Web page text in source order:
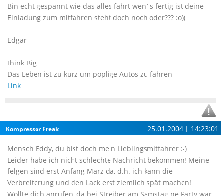
Bin echt gespannt wie das alles fährt wen´s fertig ist deine
Einladung zum mitfahren steht doch noch oder??? :o))
Edgar
think Big
Das Leben ist zu kurz um poplige Autos zu fahren
Link
Kompressor Freak 25.01.2004 | 14:23:01
Mensch Eddy, du bist doch mein Lieblingsmitfahrer :-)
Leider habe ich nicht schlechte Nachricht bekommen! Meine
felgen sind erst Anfang März da, d.h. ich kann die
Verbreiterung und den Lack erst ziemlich spät machen!
Wollte dich anrufen, da bei Streiber am Samstag ne Party war.